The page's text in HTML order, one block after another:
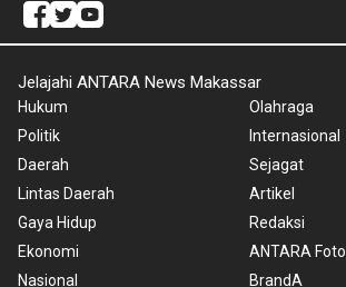
Jelajahi ANTARA News Makassar
Hukum
Politik
Daerah
Lintas Daerah
Gaya Hidup
Ekonomi
Nasional
Olahraga
Internasional
Sejagat
Artikel
Redaksi
ANTARA Foto
BrandA